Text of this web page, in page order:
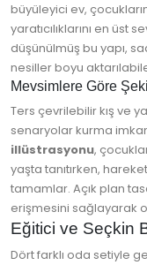
büyüleyici ev,
yaratıcılıklarını en üst
düşünülmüş bu yapı,
nesiller boyu
Mevsimlere Göre
Ters çevrilebilir kış ve
senaryolar kurma
illüstrasyonu,
yaşta tanıtırken,
tamamlar. Açık plan
erişmesini sağlayarak
Eğitici ve Seçkin
Dört farklı oda setiyle